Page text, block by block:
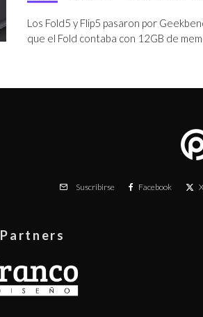
Los Fold5 y Flip5 pasaron por
que el Fold contaba con 12GB de
Suscribirse Facebook X
Partners